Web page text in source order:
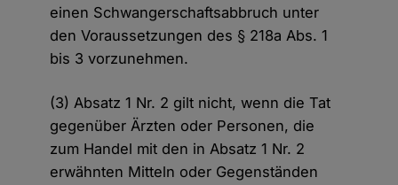
einen Schwangerschaftsabbruch unter
den Voraussetzungen des § 218a Abs. 1
bis 3 vorzunehmen.
(3) Absatz 1 Nr. 2 gilt nicht, wenn die Tat
gegenüber Ärzten oder Personen, die
zum Handel mit den in Absatz 1 Nr. 2
erwähnten Mitteln oder Gegenständen